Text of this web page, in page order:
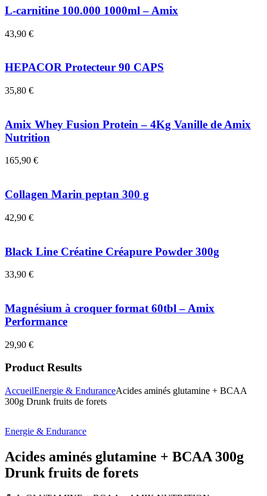
L-carnitine 100.000 1000ml – Amix
43,90 €
HEPACOR Protecteur 90 CAPS
35,80 €
Amix Whey Fusion Protein – 4Kg Vanille de Amix
Nutrition
165,90 €
Collagen Marin peptan 300 g
42,90 €
Black Line Créatine Créapure Powder 300g
33,90 €
Magnésium à croquer format 60tbl – Amix
Performance
29,90 €
Product Results
AccueilEnergie & EnduranceAcides aminés glutamine + BCAA
300g Drunk fruits de forets
Energie & Endurance
Acides aminés glutamine + BCAA 300g
Drunk fruits de forets